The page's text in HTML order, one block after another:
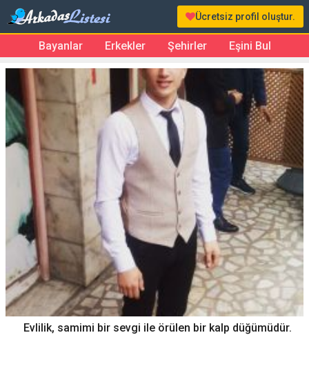
Ücretsiz profil oluştur.
Bayanlar Erkekler Şehirler Eşini Bul
Evlilik, samimi bir sevgi ile örülen bir kalp düğümüdür.